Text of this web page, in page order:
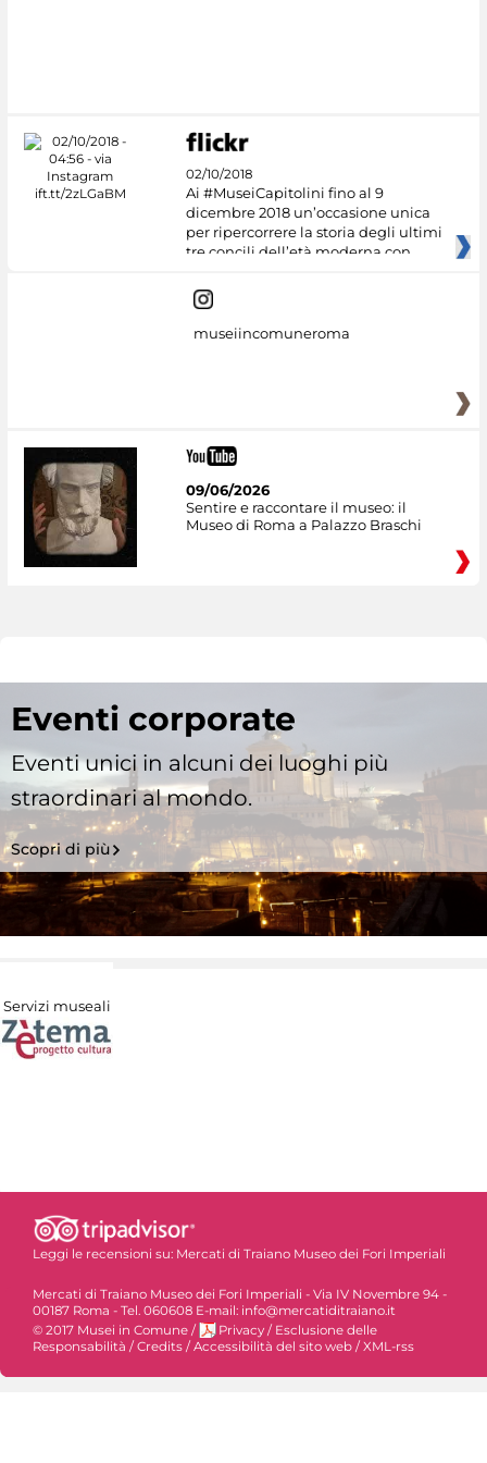
02/10/2018
Ai #MuseiCapitolini fino al 9
dicembre 2018 un’occasione unica
per ripercorrere la storia degli ultimi
tre concili dell’età moderna con
museiincomuneroma
09/06/2026
Sentire e raccontare il museo: il
Museo di Roma a Palazzo Braschi
Eventi corporate
Eventi unici in alcuni dei luoghi più
straordinari al mondo.
Scopri di più
Servizi museali
Leggi le recensioni su: Mercati di Traiano Museo dei Fori Imperiali
Mercati di Traiano Museo dei Fori Imperiali - Via IV Novembre 94 -
00187 Roma - Tel. 060608 E-mail: info@mercatiditraiano.it
© 2017 Musei in Comune / Privacy / Esclusione delle
Responsabilità / Credits / Accessibilità del sito web / XML-rss